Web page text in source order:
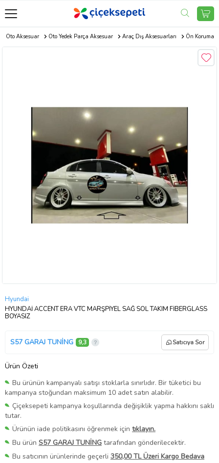
Oto Aksesuar Oto Yedek Parça Aksesuar Araç Dış Aksesuarları Ön Koruma
Hyundai
HYUNDAİ ACCENT ERA VTC MARŞPİYEL SAĞ SOL TAKIM FİBERGLASS
BOYASIZ
S57 GARAJ TUNİNG 9,3 Satıcıya Sor
Ürün Özeti
Bu ürünün kampanyalı satışı stoklarla sınırlıdır. Bir tüketici bu
kampanya stoğundan maksimum 10 adet satın alabilir.
Çiçeksepeti kampanya koşullarında değişiklik yapma hakkını saklı
tutar.
Ürünün iade politikasını öğrenmek için tıklayın.
Bu ürün S57 GARAJ TUNİNG tarafından gönderilecektir.
Bu satıcının ürünlerinde geçerli 350,00 TL Üzeri Kargo Bedava